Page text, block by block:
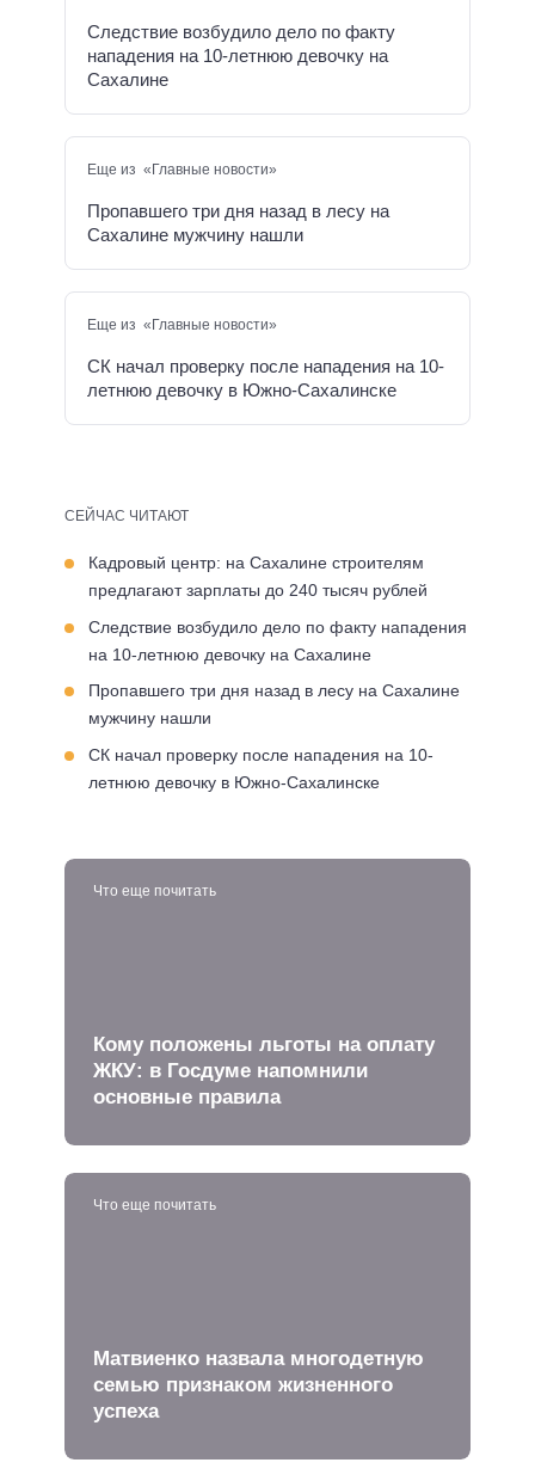
Следствие возбудило дело по факту
нападения на 10-летнюю девочку на
Сахалине
Еще из «Главные новости»
Пропавшего три дня назад в лесу на
Сахалине мужчину нашли
Еще из «Главные новости»
СК начал проверку после нападения на 10-
летнюю девочку в Южно-Сахалинске
СЕЙЧАС ЧИТАЮТ
Кадровый центр: на Сахалине строителям
предлагают зарплаты до 240 тысяч рублей
Следствие возбудило дело по факту нападения
на 10-летнюю девочку на Сахалине
Пропавшего три дня назад в лесу на Сахалине
мужчину нашли
СК начал проверку после нападения на 10-
летнюю девочку в Южно-Сахалинске
Что еще почитать
Кому положены льготы на оплату
ЖКУ: в Госдуме напомнили
основные правила
Что еще почитать
Матвиенко назвала многодетную
семью признаком жизненного
успеха